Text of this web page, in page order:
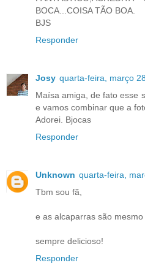
BOCA...COISA TÃO BOA.
BJS
Responder
Josy quarta-feira, março
Maísa amiga, de fato esse
e vamos combinar que a
Adorei. Bjocas
Responder
Unknown quarta-feira,
Tbm sou fã,
e as alcaparras são
sempre delicioso!
Responder